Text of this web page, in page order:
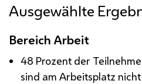
Ausgewählte
Bereich Arbeit
48 Prozent der
sind am Arbeitsplatz